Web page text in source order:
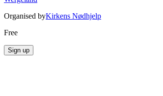
Organised byKirkens Nødhjelp
Free
Sign up